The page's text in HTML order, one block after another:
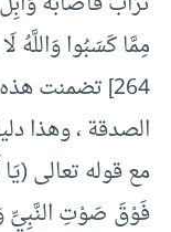
مِمَّا كَسَبُوا وَاللَّهُ
264] تضمنت
الصدقة ، وهذا
مع قوله تعالى
فَوْقَ صَوْتِ النَّبِيِّ